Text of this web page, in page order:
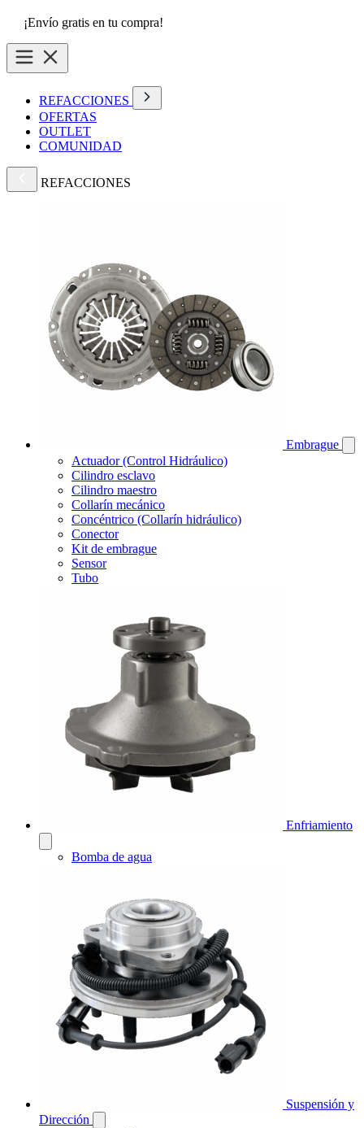
¡Envío gratis en tu compra!
REFACCIONES
OFERTAS
OUTLET
COMUNIDAD
REFACCIONES
Embrague
Actuador (Control Hidráulico)
Cilindro esclavo
Cilindro maestro
Collarín mecánico
Concéntrico (Collarín hidráulico)
Conector
Kit de embrague
Sensor
Tubo
Enfriamiento
Bomba de agua
Suspensión y
Dirección